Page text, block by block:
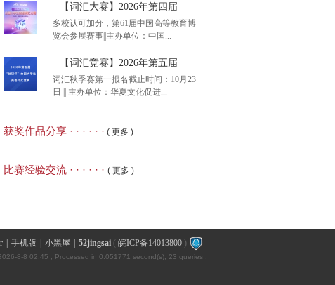
【初赛知识竞赛】2026年全
【词汇大赛】2026年第四届
多校认可加分，第61届中国高等教育博
览会参展赛事||主办单位：中国...
【词汇大赛】2026年第四届
【词汇竞赛】2026年第五届
词汇秋季赛第一报名截止时间：10月23
日 || 主办单位：华夏文化促进...
获奖作品分享 · · · · · · ( 更多 )
比赛经验交流 · · · · · · ( 更多 )
手机版 小黑屋 52jingsai ( 皖ICP备14013800 )
8-8 02:45 , Processed in 0.051771 second(s), 23 queries .